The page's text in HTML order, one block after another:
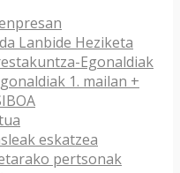
Lanbide Heziketa
Egonaldiak
1. mailan +
eskatzea
pertsonak